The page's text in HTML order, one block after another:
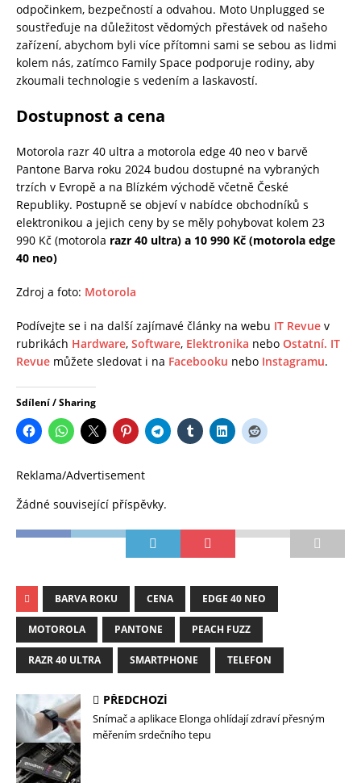
odpočinkem, bezpečností a odvahou. Moto Unplugged se
soustřeďuje na důležitost vědomých přestávek od našeho
zařízení, abychom byli více přítomni sami se sebou as lidmi
kolem nás, zatímco Family Space podporuje rodiny, aby
zkoumali technologie s vedením a laskavostí.
Dostupnost a cena
Motorola razr 40 ultra a motorola edge 40 neo v barvě
Pantone Barva roku 2024 budou dostupné na vybraných
trzích v Evropě a na Blízkém východě včetně České
Republiky. Postupně se objeví v nabídce obchodníků s
elektronikou a jejich ceny by se měly pohybovat kolem 23
990 Kč (motorola razr 40 ultra) a 10 990 Kč (motorola edge
40 neo)
Zdroj a foto: Motorola
Podívejte se i na další zajímavé články na webu IT Revue v
rubrikách Hardware, Software, Elektronika nebo Ostatní. IT
Revue můžete sledovat i na Facebooku nebo Instagramu.
Sdílení / Sharing
Reklama/Advertisement
Žádné související příspěvky.
BARVA ROKU CENA EDGE 40 NEO
MOTOROLA PANTONE PEACH FUZZ
RAZR 40 ULTRA SMARTPHONE TELEFON
PŘEDCHOZÍ
Snímač a aplikace Elonga ohlídají zdraví přesným
měřením srdečního tepu